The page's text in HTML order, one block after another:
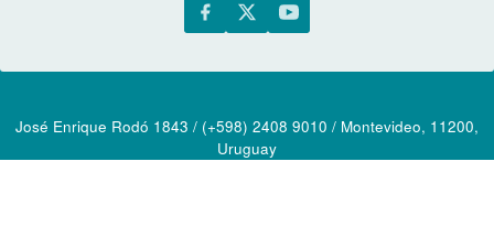
José Enrique Rodó 1843 / (+598) 2408 9010 / Montevideo, 11200,
Uruguay